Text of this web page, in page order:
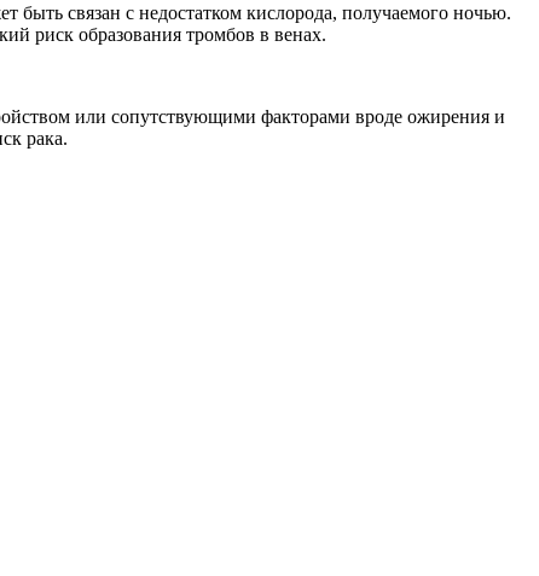
связан с недостатком кислорода, получаемого ночью.
риск образования тромбов в венах.
или сопутствующими факторами вроде ожирения и
рака.